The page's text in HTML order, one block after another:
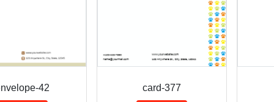
42
card-377